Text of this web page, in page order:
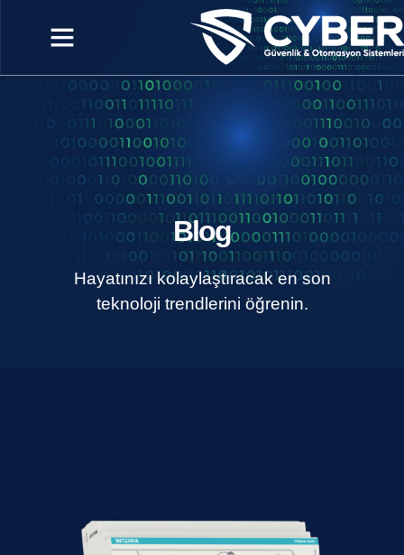
Blog
Hayatınızı kolaylaştıracak en son
teknoloji trendlerini öğrenin.